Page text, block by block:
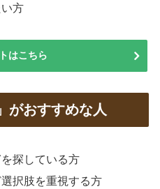
方
はこちら
がおすすめな人
探している方
択肢を重視する方